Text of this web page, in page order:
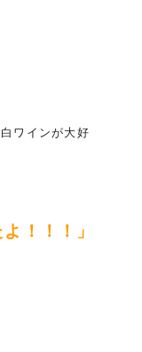
ワインが大好
！！！」